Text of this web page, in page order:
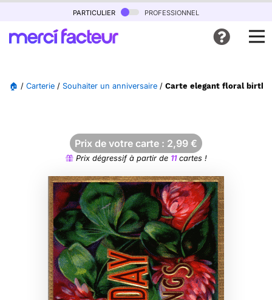
particulier professionnel
🏠 / Carterie / Souhaiter un anniversaire / Carte elegant floral
Prix de votre carte : 2,99 €
Prix dégressif à partir de 11cartes !